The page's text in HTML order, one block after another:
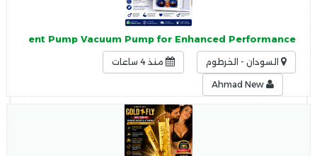
Pump Vacuum Pump for Enhanced Performance
السودان - الخرطوم منذ 4 ساعات